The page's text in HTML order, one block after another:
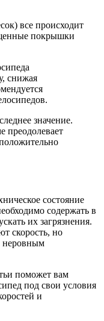
все происходит
покрышки
снижая
значение.
преодолевает
состояние
содержать в
их загрязнения.
скорость, но
неровным
поможет вам
под свои условия
и